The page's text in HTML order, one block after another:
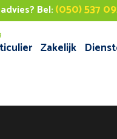
Bel:(050) 537
Zakelijk